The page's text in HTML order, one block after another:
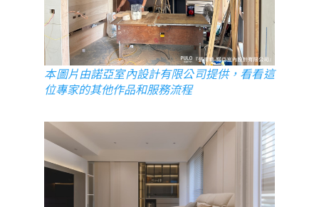
本圖片由諾亞室內設計有限公司提供，看看這
位專家的其他作品和服務流程